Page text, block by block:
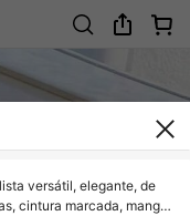
versátil, elegante, de
cintura marcada, manga